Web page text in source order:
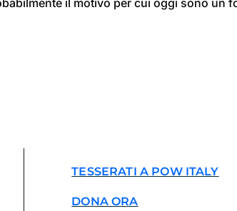
TESSERATI A POW ITALY
DONA ORA